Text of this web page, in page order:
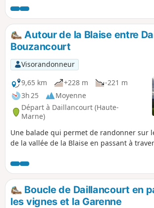
aurez un aperçu des villages en amont de
Blaise.
Autour de la Blaise entre
Bouzancourt
Visorandonneur
9,65 km
+228 m
-221 m
3h 25
Moyenne
Départ à Daillancourt (Haute-
Marne)
Une balade qui permet de randonner sur
de la vallée de la Blaise en passant à
Boucle de Daillancourt en
les vignes et la Garenne